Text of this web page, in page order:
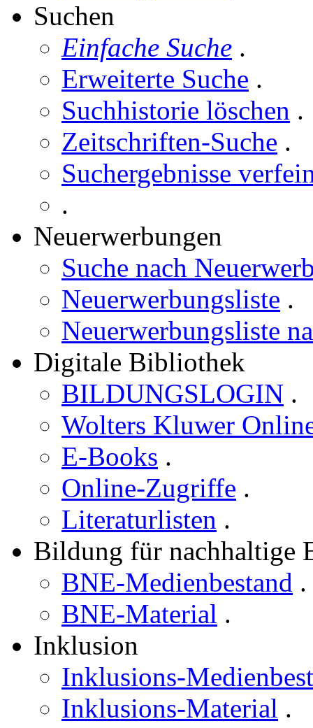
Suchen
Einfache Suche .
Erweiterte Suche .
Suchhistorie löschen .
Zeitschriften-Suche .
Suchergebnisse
.
Neuerwerbungen
Suche nach
Neuerwerbungsliste .
Neuerwerbungsliste
Digitale Bibliothek
BILDUNGSLOGIN .
Wolters Kluwer
E-Books .
Online-Zugriffe .
Literaturlisten .
Bildung für nachhaltige
BNE-Medienbestand .
BNE-Material .
Inklusion
Inklusions-
Inklusions-Material .